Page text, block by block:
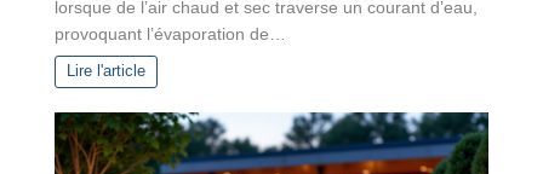
lorsque de l’air chaud et sec traverse un courant d’eau,
provoquant l’évaporation de…
Lire l'article